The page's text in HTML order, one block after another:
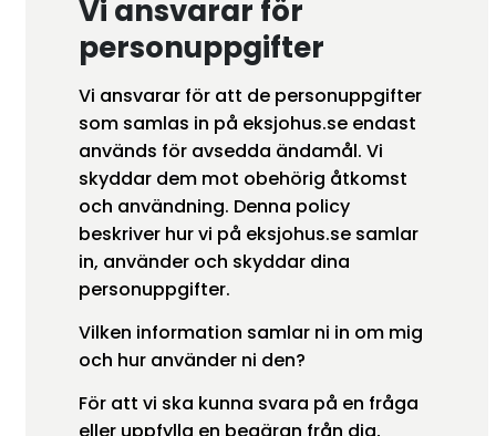
Vi ansvarar för
personuppgifter
Vi ansvarar för att de personuppgifter
som samlas in på eksjohus.se endast
används för avsedda ändamål. Vi
skyddar dem mot obehörig åtkomst
och användning. Denna policy
beskriver hur vi på eksjohus.se samlar
in, använder och skyddar dina
personuppgifter.
Vilken information samlar ni in om mig
och hur använder ni den?
För att vi ska kunna svara på en fråga